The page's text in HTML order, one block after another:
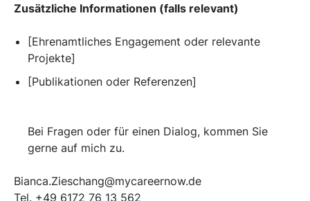
Zusätzliche Informationen (falls relevant)
[Ehrenamtliches Engagement oder relevante
Projekte]
[Publikationen oder Referenzen]
Bei Fragen oder für einen Dialog, kommen Sie
gerne auf mich zu.
Bianca.Zieschang@mycareernow.de
Tel. +49 6172 76 13 562